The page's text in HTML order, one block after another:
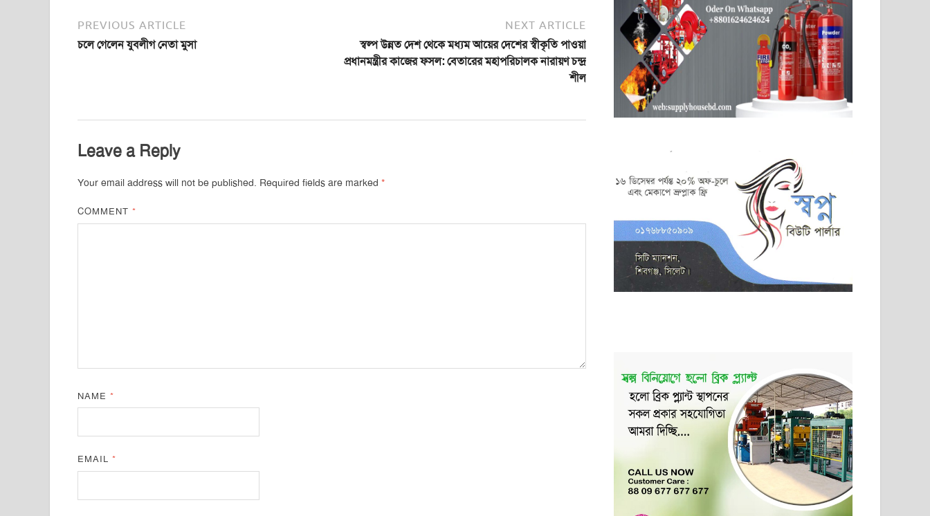
PREVIOUS ARTICLE
চলে গেলেন যুবলীগ নেতা মুসা
NEXT ARTICLE
স্বল্প উন্নত দেশ থেকে মধ্যম আয়ের দেশের স্বীকৃতি পাওয়া
প্রধানমন্ত্রীর কাজের ফসল: বেতারের মহাপরিচালক নারায়ণ চন্দ্র
শীল
Leave a Reply
Your email address will not be published. Required fields are marked *
COMMENT*
NAME*
EMAIL*